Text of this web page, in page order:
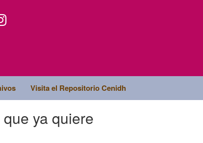
Visita el Repositorio Cenidh
ya quiere